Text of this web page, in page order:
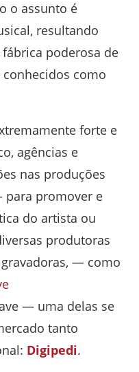
o assunto é
resultando
poderosa de
como
forte e
agências e
nas produções
promover e
do artista ou
produtoras
— como
— uma delas se
tanto
Digipedi.